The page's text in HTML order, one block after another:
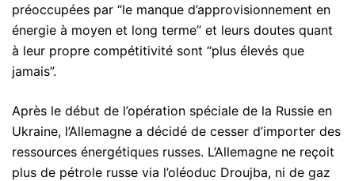
préoccupées par “le manque d’approvisionnement en
énergie à moyen et long terme” et leurs doutes quant
à leur propre compétitivité sont “plus élevés que
jamais”.
Après le début de l’opération spéciale de la Russie en
Ukraine, l’Allemagne a décidé de cesser d’importer des
ressources énergétiques russes. L’Allemagne ne reçoit
plus de pétrole russe via l’oléoduc Droujba, ni de gaz